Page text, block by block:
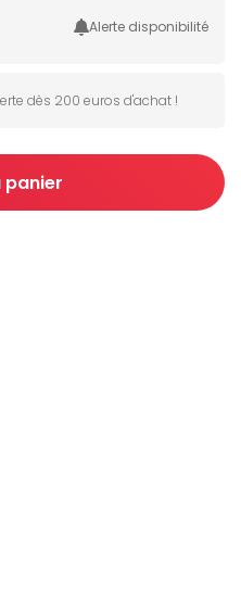
Alerte disponibilité
dès 200 euros d'achat !
panier